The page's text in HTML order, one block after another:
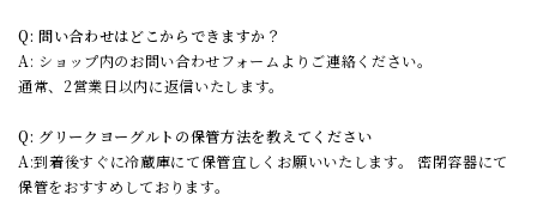
Q: 問い合わせはどこからできますか？
A: ショップ内のお問い合わせフォームよりご連絡ください。
通常、2営業日以内に返信いたします。
Q: グリークヨーグルトの保管方法を教えてください
A:到着後すぐに冷蔵庫にて保管宜しくお願いいたします。 密閉容器にて
保管をおすすめしております。